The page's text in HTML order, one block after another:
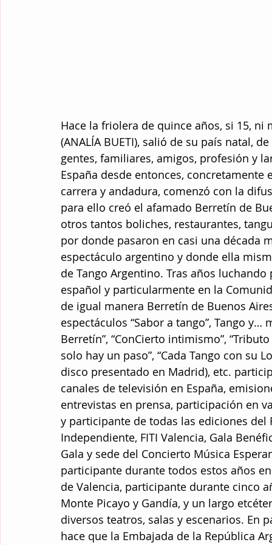
Hace la friolera de quince años, si 15,
(ANALÍA BUETI), salió de su país natal,
gentes, familiares, amigos, profesión y
España desde entonces, concretamente
carrera y andadura, comenzó con la
para ello creó el afamado Berretín de
otros tantos boliches, restaurantes,
por donde pasaron en casi una década
espectáculo argentino y donde ella
de Tango Argentino. Tras años
español y particularmente en la
de igual manera Berretín de Buenos
espectáculos “Sabor a tango”, Tango y…
Berretín”, “ConCierto intimismo”,
solo hay un paso”, “Cada Tango con su
disco presentado en Madrid), etc.
canales de televisión en España,
entrevistas en prensa, participación en
y participante de todas las ediciones del
Independiente, FITI Valencia, Gala
Gala y sede del Concierto Música
participante durante todos estos años
de Valencia, participante durante cinco
Monte Picayo y Gandía, y un largo
diversos teatros, salas y escenarios.
hace que la Embajada de la República